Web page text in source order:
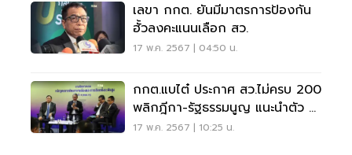
เลขา กกต. ยันมีมาตรการป้องกัน
ฮั้วลงคะแนนเลือก สว.
17 พ.ค. 2567 | 04:50 น.
กกต.แบไต๋ ประกาศ สว.ไม่ครบ 200
พลิกฎีกา-รัฐธรรมนูญ แนะนำตัว 4
หน้ากระดาษ
17 พ.ค. 2567 | 10:25 น.